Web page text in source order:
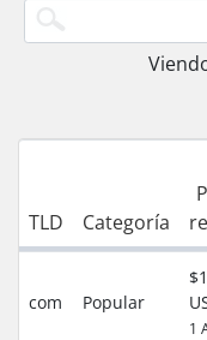
TLD Categoría
com Popular
1